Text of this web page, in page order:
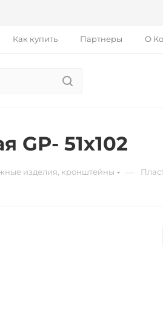
Как купить Партнеры О
GP- 51х102
изделия, кронштейны